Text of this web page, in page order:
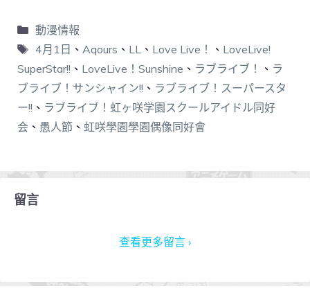
動漫情報
4月1日 、 Aqours 、 LL、 Love Live！ 、 LoveLive!
SuperStar!! 、 LoveLive！Sunshine 、 ラブライブ！ 、 ラ
ブライブ！サンシャイン!! 、 ラブライブ！スーパースタ
ー!! 、 ラブライブ！虹ヶ咲学園スクールアイドル同好
会 、 愚人節 、 虹咲學園學園偶像同好會
留言
查看更多留言 ›